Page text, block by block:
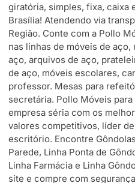
giratória, simples, fixa, caixa
Brasília! Atendendo via
Região. Conte com a Pollo
nas linhas de móveis de
aço, arquivos de aço,
de aço, móveis escolares,
professor. Mesas para
secretária. Pollo Móveis
empresa séria com os
valores competitivos, líder
escritório. Encontre
Parede, Linha Ponta de
Linha Farmácia e Linha
site e compre com